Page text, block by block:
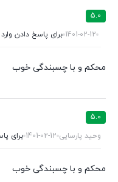
5.0
1401-02-12 برای پاسخ دادن
محکم و با چسبندگی خوب
5.0
وحید پارسایی 1401-02-12 برای
محکم و با چسبندگی خوب